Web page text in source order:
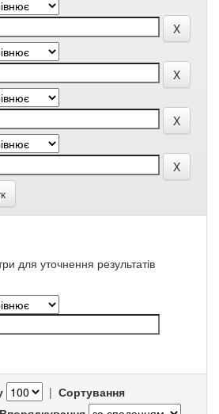
для уточнення результатів
| Сортування